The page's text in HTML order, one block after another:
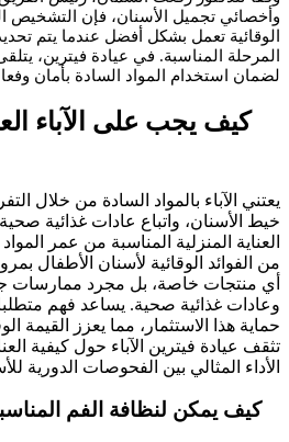
وأخصائي تجميل الأسنان، فإن التشخيص
الوقائية تعمل بشكل أفضل عندما يتم
المرحلة المناسبة. في عيادة فيترين،
لضمان استخدام المواد السادة بأمان
كيف يجب على الآباء
يعتني الآباء بالمواد السادة من خلال
خيط الأسنان، واتباع عادات غذائية
العناية المنزلية المناسبة من عمر
من الفوائد الوقائية لأسنان الأطفال
أي منتجات خاصة، بل مجرد ممارسات
وعادات غذائية صحية. يساعد فهم
حماية هذا الاستثمار، مما يعزز القيمة
تثقف عيادة فيترين الآباء حول كيفية
الأداء المثالي بين الفحوصات الدورية
كيف يمكن لنظافة الفم